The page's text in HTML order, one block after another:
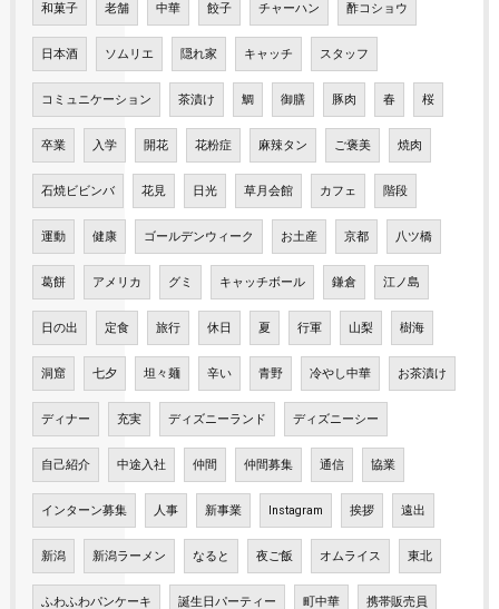
和菓子 老舗 中華 餃子 チャーハン 酢コショウ
日本酒 ソムリエ 隠れ家 キャッチ スタッフ
コミュニケーション 茶漬け 鯛 御膳 豚肉 春 桜
卒業 入学 開花 花粉症 麻辣タン ご褒美 焼肉
石焼ビビンバ 花見 日光 草月会館 カフェ 階段
運動 健康 ゴールデンウィーク お土産 京都 八ツ橋
葛餅 アメリカ グミ キャッチボール 鎌倉 江ノ島
日の出 定食 旅行 休日 夏 行軍 山梨 樹海
洞窟 七夕 坦々麺 辛い 青野 冷やし中華 お茶漬け
ディナー 充実 ディズニーランド ディズニーシー
自己紹介 中途入社 仲間 仲間募集 通信 協業
インターン募集 人事 新事業 Instagram 挨拶 遠出
新潟 新潟ラーメン なると 夜ご飯 オムライス 東北
ふわふわパンケーキ 誕生日パーティー 町中華 携帯販売員